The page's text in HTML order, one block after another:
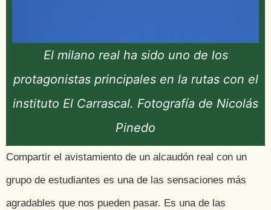
El milano real ha sido uno de los
protagonistas principales en la rutas con el
instituto El Carrascal. Fotografía de Nicolás
Pinedo
Compartir el avistamiento de un alcaudón real con un
grupo de estudiantes es una de las sensaciones más
agradables que nos pueden pasar. Es una de las